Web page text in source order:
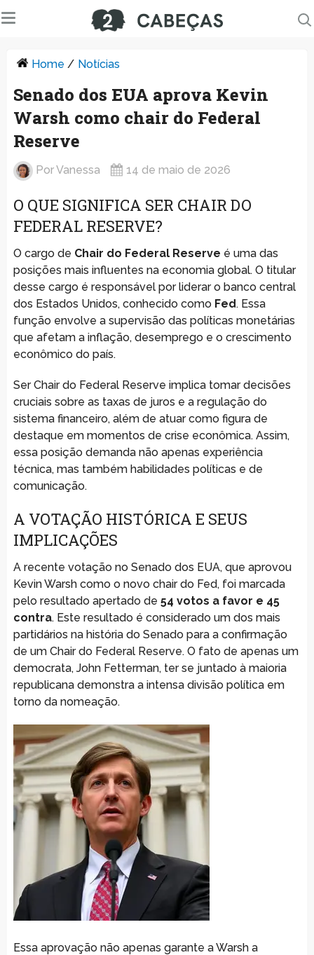
Home / Notícias
Senado dos EUA aprova Kevin
Warsh como chair do Federal
Reserve
PorVanessa 14 de maio de 2026
O QUE SIGNIFICA SER CHAIR DO
FEDERAL RESERVE?
O cargo de Chair do Federal Reserve é uma das
posições mais influentes na economia global. O titular
desse cargo é responsável por liderar o banco central
dos Estados Unidos, conhecido como Fed. Essa
função envolve a supervisão das políticas monetárias
que afetam a inflação, desemprego e o crescimento
econômico do país.
Ser Chair do Federal Reserve implica tomar decisões
cruciais sobre as taxas de juros e a regulação do
sistema financeiro, além de atuar como figura de
destaque em momentos de crise econômica. Assim,
essa posição demanda não apenas experiência
técnica, mas também habilidades políticas e de
comunicação.
A VOTAÇÃO HISTÓRICA E SEUS
IMPLICAÇÕES
A recente votação no Senado dos EUA, que aprovou
Kevin Warsh como o novo chair do Fed, foi marcada
pelo resultado apertado de 54 votos a favor e 45
contra. Este resultado é considerado um dos mais
partidários na história do Senado para a confirmação
de um Chair do Federal Reserve. O fato de apenas um
democrata, John Fetterman, ter se juntado à maioria
republicana demonstra a intensa divisão política em
torno da nomeação.
Essa aprovação não apenas garante a Warsh a